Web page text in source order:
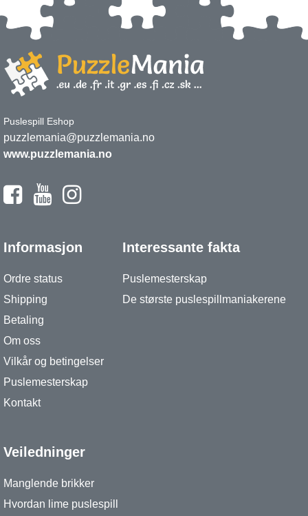
Puslespill Eshop
puzzlemania@puzzlemania.no
www.puzzlemania.no
Informasjon
Ordre status
Shipping
Betaling
Om oss
Vilkår og betingelser
Puslemesterskap
Kontakt
Interessante fakta
Puslemesterskap
De største puslespillmaniakerene
Veiledninger
Manglende brikker
Hvordan lime puslespill